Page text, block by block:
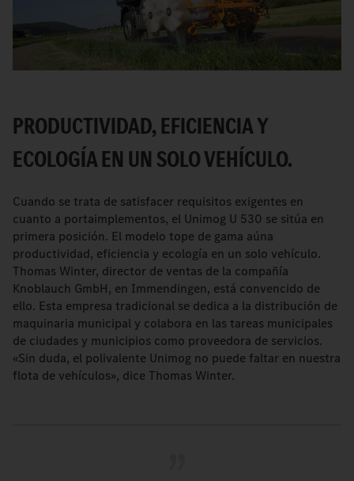
PRODUCTIVIDAD, EFICIENCIA Y
ECOLOGÍA EN UN SOLO VEHÍCULO.
Cuando se trata de satisfacer requisitos exigentes en
cuanto a portaimplementos, el Unimog U 530 se sitúa en
primera posición. El modelo tope de gama aúna
productividad, eficiencia y ecología en un solo vehículo.
Thomas Winter, director de ventas de la compañía
Knoblauch GmbH, en Immendingen, está convencido de
ello. Esta empresa tradicional se dedica a la distribución de
maquinaria municipal y colabora en las tareas municipales
de ciudades y municipios como proveedora de servicios.
«Sin duda, el polivalente Unimog no puede faltar en nuestra
flota de vehículos», dice Thomas Winter.